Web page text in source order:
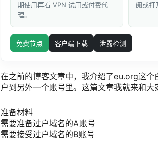
期使用再看 VPN 试用或付费代
理。
阅或打
免费节点 客户端下载 泄露检测
在之前的博客文章中，我介绍了eu.org这
户到另外一个账号里。这篇文章我就来和
准备材料
需要准备过户域名的A账号
需要接受过户域名的B账号